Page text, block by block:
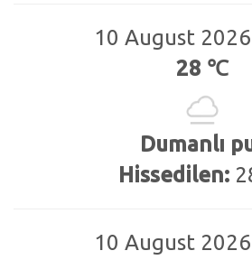
10 August
28 ℃
Dumanlı
Hissedilen:
10 August